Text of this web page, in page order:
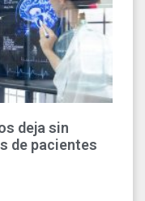
deja sin
de pacientes